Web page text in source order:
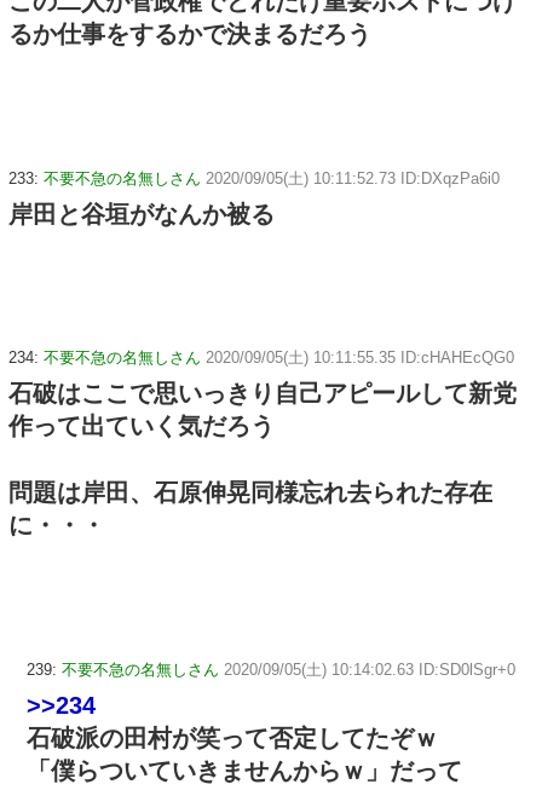
るか仕事をするかで決まるだろう
233: 不要不急の名無しさん 2020/09/05(土) 10:11:52.73 ID:DXqzPa6i0
岸田と谷垣がなんか被る
234: 不要不急の名無しさん 2020/09/05(土) 10:11:55.35 ID:cHAHEcQG0
石破はここで思いっきり自己アピールして新党
作って出ていく気だろう
問題は岸田、石原伸晃同様忘れ去られた存在
に・・・
239: 不要不急の名無しさん 2020/09/05(土) 10:14:02.63 ID:SD0lSgr+0
>>234
石破派の田村が笑って否定してたぞｗ
「僕らついていきませんからｗ」だって